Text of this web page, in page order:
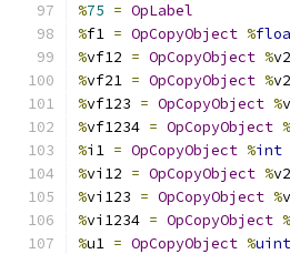
%75 = OpLabel
%f1 = OpCopyObject %
%vf12 = OpCopyObject %
%vf21 = OpCopyObject %
%vf123 = OpCopyObject %
%vf1234 = OpCopyObject %
%i1 = OpCopyObject %int
%vi12 = OpCopyObject %
%vi123 = OpCopyObject %
%vi1234 = OpCopyObject %
%u1 = OpCopyObject %uint